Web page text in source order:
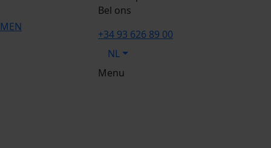
Bel ons
+34 93 626 89 00
NL
Menu